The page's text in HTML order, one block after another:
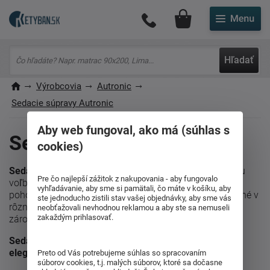
Hľadať
Môj účet
Výrobcovia
Autronic
Sedacie súpravy Autronic
Sedacie súpravy Autronic
Sedacie súpravy od spoločnosti Autronic
sú dokonalou
voľbou pre každý obývací priestor. Ponúkajú nielen
pohodlie, ale aj elegantný dizajn. Tieto súpravy, dostupné v
rôznych štýloch a farbách, sú ideálne na relaxáciu a
zároveň pridávajú šmrnc vášmu domovu.
Sedacie súpravy od spoločnosti Autronic: pohodlie a
elegancia pre váš domov.
Aby web fungoval, ako má (súhlas s
cookies)
Pre čo najlepší zážitok z nakupovania - aby fungovalo
vyhľadávanie, aby sme si pamätali, čo máte v košíku, aby
ste jednoducho zistili stav vašej objednávky, aby sme vás
neobťažovali nevhodnou reklamou a aby ste sa nemuseli
zakaždým prihlasovať.
Preto od Vás potrebujeme súhlas so spracovaním
súborov cookies, t.j. malých súborov, ktoré sa dočasne